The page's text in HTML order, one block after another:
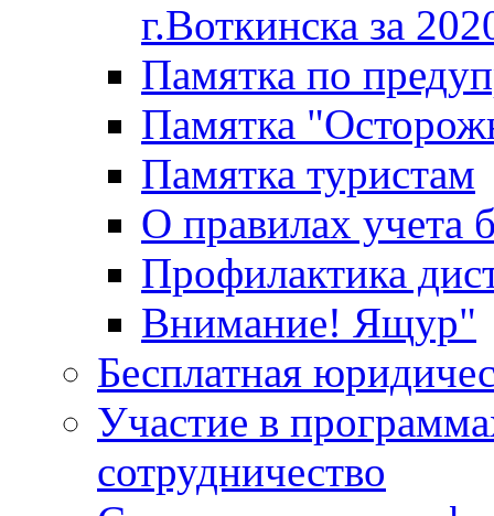
г.Воткинска за
Памятка по
Памятка
Памятка туристам
О правилах учета
Профилактика
Внимание! Ящур"
Бесплатная
Участие в
сотрудничество